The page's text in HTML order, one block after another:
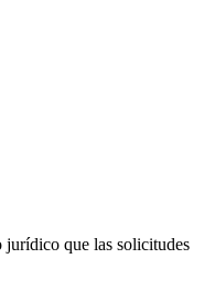
jurídico que las solicitudes